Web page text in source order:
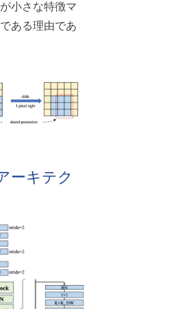
小さな特徴マ
ある理由であ
ーキテク